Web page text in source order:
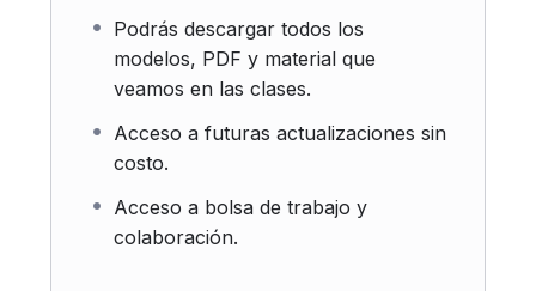
Podrás descargar todos los
modelos, PDF y material que
veamos en las clases.
Acceso a futuras actualizaciones sin
costo.
Acceso a bolsa de trabajo y
colaboración.